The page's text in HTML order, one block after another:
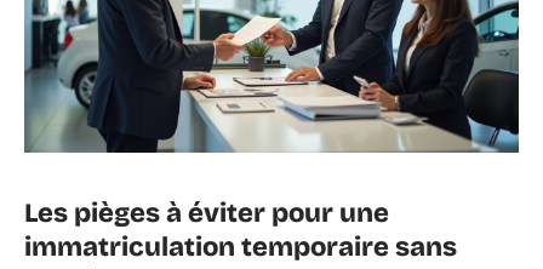
Les pièges à éviter pour une
immatriculation temporaire sans